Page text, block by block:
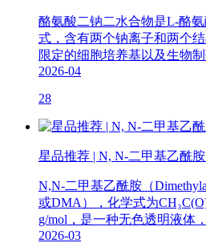
酪氨酸二钠二水合物是L-酪
式，含有两个钠离子和两个
限定的细胞培养基以及生物
2026-04
28
星品推荐 | N, N-二甲基乙酰胺
N,N-二甲基乙酰胺（
或DMA），化学式为
g/mol，是一种无色透明液体
2026-03